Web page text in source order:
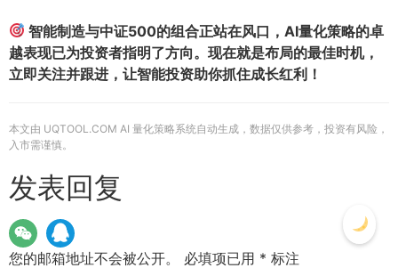
智能制造与中证500的组合正站在风口，AI量化策略的卓
越表现已为投资者指明了方向。现在就是布局的最佳时机，
立即关注并跟进，让智能投资助你抓住成长红利！
本文由 UQTOOL.COM AI 量化策略系统自动生成，数据仅供参考，投资有风险，
入市需谨慎。
发表回复
您的邮箱地址不会被公开。 必填项已用 * 标注